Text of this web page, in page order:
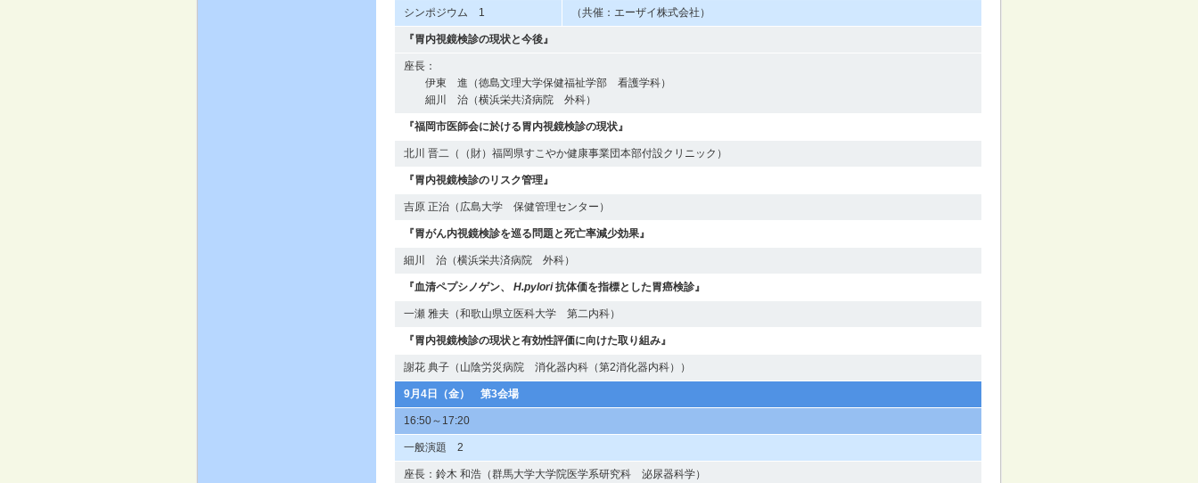
シンポジウム 1 （共催：エーザイ株式会社）
『胃内視鏡検診の現状と今後』
座長：
伊東 進（徳島文理大学保健福祉学部 看護学科）
細川 治（横浜栄共済病院 外科）
『福岡市医師会に於ける胃内視鏡検診の現状』
北川 晋二（（財）福岡県すこやか健康事業団本部付設クリニック）
『胃内視鏡検診のリスク管理』
吉原 正治（広島大学 保健管理センター）
『胃がん内視鏡検診を巡る問題と死亡率減少効果』
細川 治（横浜栄共済病院 外科）
『血清ペプシノゲン、 H.pylori抗体価を指標とした胃癌検診』
一瀬 雅夫（和歌山県立医科大学 第二内科）
『胃内視鏡検診の現状と有効性評価に向けた取り組み』
謝花 典子（山陰労災病院 消化器内科（第2消化器内科））
9月4日（金） 第3会場
16:50～17:20
一般演題 2
座長：鈴木 和浩（群馬大学大学院医学系研究科 泌尿器科学）